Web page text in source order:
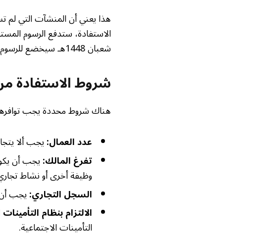
هذا يعني أن المنشآت التي لم
شعبان 1448هـ سيخضع للرسوم الكاملة.
شروط الاستفادة
هناك شروط محددة يجب
عدد العمال:يجب ألا يتجاوز عدد
تفرغ المالك:يجب أن
وظيفة أخرى أو نشاط
السجل التجاري:يجب
الالتزام بنظام
التأمينات الاجتماعية.